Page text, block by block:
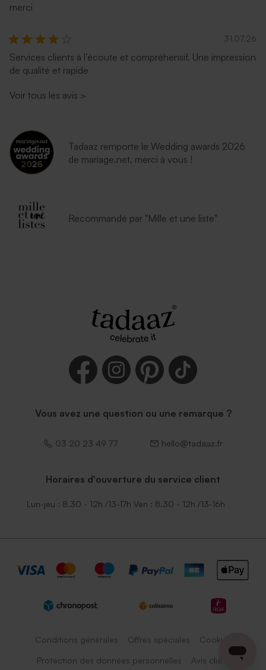
merci
31.07.26
Services clients à l’écoute et compréhensif. Une impression
de qualité et rapide
Voir tous les avis >
Tadaaz remporte le Wedding awards 2026
de mariage.net, merci à vous !
Recommandé par "Mille et une liste"
Vous avez une question ou une remarque ?
03 20 23 49 77 hello@tadaaz.fr
Horaires d'ouverture du service client
Lun-jeu : 8.30 - 12h /13-17h Ven : 8.30 - 12h /13-16h
Conditions générales Offres spéciales Cookies
Protection des données personnelles Avis client